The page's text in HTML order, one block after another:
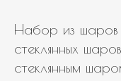
Набор из
стеклянных
стеклянным